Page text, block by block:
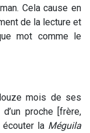
Cela cause en
de la lecture et
mot comme le
mois de ses
proche [frère,
la Méguila